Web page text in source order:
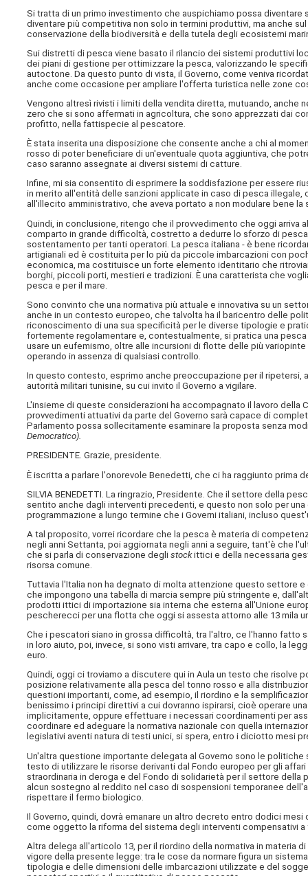
Si tratta di un primo investimento che auspichiamo possa
diventare più competitiva non solo in termini produttivi, ma anche
conservazione della biodiversità e della tutela degli ecosistemi
Sui distretti di pesca viene basato il rilancio dei sistemi produttivi
dei piani di gestione per ottimizzare la pesca, valorizzando le
autoctone. Da questo punto di vista, il Governo, come veniva
anche come occasione per ampliare l'offerta turistica nelle zone
Vengono altresì rivisti i limiti della vendita diretta, mutuando,
zero che si sono affermati in agricoltura, che sono apprezzati dai
profitto, nella fattispecie al pescatore.
È stata inserita una disposizione che consente anche a chi al
rosso di poter beneficiare di un'eventuale quota aggiuntiva, che
caso saranno assegnate ai diversi sistemi di catture.
Infine, mi sia consentito di esprimere la soddisfazione per essere
in merito all'entità delle sanzioni applicate in caso di pesca
all'illecito amministrativo, che aveva portato a non modulare bene la
Quindi, in conclusione, ritengo che il provvedimento che oggi
comparto in grande difficoltà, costretto a dedurre lo sforzo di
sostentamento per tanti operatori. La pesca italiana - è bene
artigianali ed è costituita per lo più da piccole imbarcazioni con
economica, ma costituisce un forte elemento identitario che
borghi, piccoli porti, mestieri e tradizioni. È una caratterista che
pesca e per il mare.
Sono convinto che una normativa più attuale e innovativa su un
anche in un contesto europeo, che talvolta ha il baricentro delle
riconoscimento di una sua specificità per le diverse tipologie e
fortemente regolamentare e, contestualmente, si pratica una
usare un eufemismo, oltre alle incursioni di flotte delle più
operando in assenza di qualsiasi controllo.
In questo contesto, esprimo anche preoccupazione per il ripetersi,
autorità militari tunisine, su cui invito il Governo a vigilare.
L'insieme di queste considerazioni ha accompagnato il lavoro
provvedimenti attuativi da parte del Governo sarà capace di
Parlamento possa sollecitamente esaminare la proposta senza
Democratico).
PRESIDENTE. Grazie, presidente.
È iscritta a parlare l'onorevole Benedetti, che ci ha raggiunto prima
SILVIA BENEDETTI. La ringrazio, Presidente. Che il settore della
sentito anche dagli interventi precedenti, e questo non solo per
programmazione a lungo termine che i Governi italiani, incluso
A tal proposito, vorrei ricordare che la pesca è materia di
negli anni Settanta, poi aggiornata negli anni a seguire, tant'è che
che si parla di conservazione deglistockittici e della necessaria
risorsa comune.
Tuttavia l'Italia non ha degnato di molta attenzione questo settore
che impongono una tabella di marcia sempre più stringente e,
prodotti ittici di importazione sia interna che esterna all'Unione
pescherecci per una flotta che oggi si assesta attorno alle 13 mila
Che i pescatori siano in grossa difficoltà, tra l'altro, ce l'hanno fatto
in loro aiuto, poi, invece, si sono visti arrivare, tra capo e collo, la
euro.
Quindi, oggi ci troviamo a discutere qui in Aula un testo che
posizione relativamente alla pesca del tonno rosso e alla
questioni importanti, come, ad esempio, il riordino e la
benissimo i principi direttivi a cui dovranno ispirarsi, cioè operare
implicitamente, oppure effettuare i necessari coordinamenti per
coordinare ed adeguare la normativa nazionale con quella
legislativi aventi natura di testi unici, si spera, entro i diciotto mesi
Un'altra questione importante delegata al Governo sono le
testo di utilizzare le risorse derivanti dal Fondo europeo per gli
straordinaria in deroga e del Fondo di solidarietà per il settore della
alcun sostegno al reddito nel caso di sospensioni temporanee
rispettare il fermo biologico.
Il Governo, quindi, dovrà emanare un altro decreto entro dodici
come oggetto la riforma del sistema degli interventi compensativi
Altra delega all'articolo 13, per il riordino della normativa in materia
vigore della presente legge: tra le cose da normare figura un
tipologia e delle dimensioni delle imbarcazioni utilizzate e del